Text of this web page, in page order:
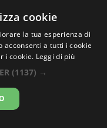
.cocookie
la tua esperienza di
acconsenti a tutti i cookie
i cookie. Leggi di più
(1137) →